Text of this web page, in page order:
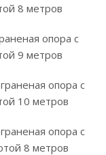
8 метров
опора с
9 метров
опора с
10 метров
опора с
8 метров